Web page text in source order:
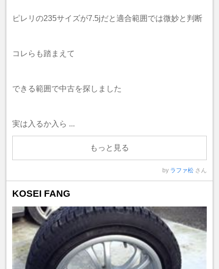
ピレリの235サイズが7.5jだと適合範囲では微妙と判断
コレらも踏まえて
できる範囲で中古を探しました
実は入るか入ら ...
もっと見る
by ラファ松 さん
KOSEI FANG